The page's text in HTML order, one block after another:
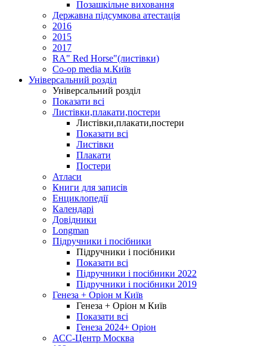
Позашкільне виховання
Державна підсумкова атестація
2016
2015
2017
RA" Red Horse"(листівки)
Co-op media м.Київ
Універсальний розділ
Універсальний розділ
Показати всі
Листівки,плакати,постери
Листівки,плакати,постери
Показати всі
Листівки
Плакати
Постери
Атласи
Книги для записів
Енциклопедії
Календарі
Довідники
Longman
Підручники і посібники
Підручники і посібники
Показати всі
Підручники і посібники 2022
Підручники і посібники 2019
Генеза + Оріон м Київ
Генеза + Оріон м Київ
Показати всі
Генеза 2024+ Оріон
АСС-Центр Москва